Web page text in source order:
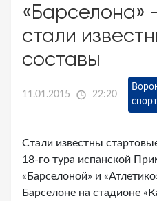
«Барселона»
стали
составы
11.01.2015 22:20
Стали известны
18-го тура испанской
«Барселоной» и
Барселоне на стадионе